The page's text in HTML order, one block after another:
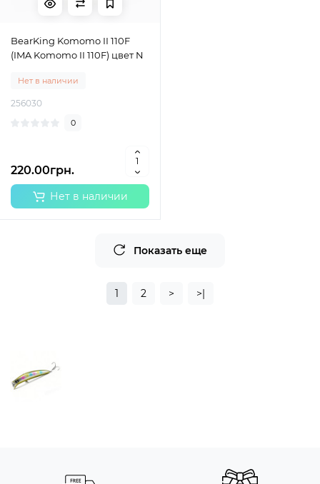
BearKing Komomo II 110F
(IMA Komomo II 110F) цвет N
Нет в наличии
256030
0
220.00грн.
Нет в наличии
Показать еще
1 2 > >|